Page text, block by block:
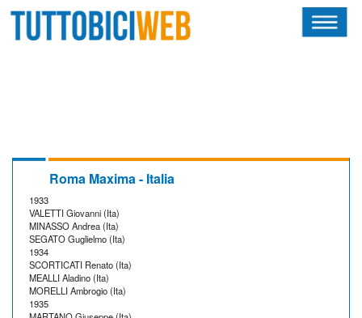
CALENDARIO
OSCAR
ALBI D'ORO
Roma Maxima - Italia
1933
VALETTI Giovanni (Ita)
MINASSO Andrea (Ita)
SEGATO Guglielmo (Ita)
1934
SCORTICATI Renato (Ita)
MEALLI Aladino (Ita)
MORELLI Ambrogio (Ita)
1935